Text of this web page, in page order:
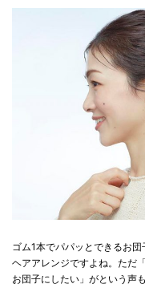
ゴム1本でパパッとできるお
ヘアアレンジですよね。ただ
お団子にしたい」がという声